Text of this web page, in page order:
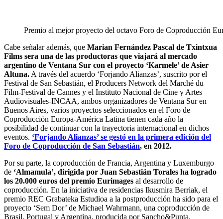
Premio al mejor proyecto del octavo Foro de Coproducción
Cabe señalar además, que Marian Fernández Pascal de Txintxua
Films sera una de las productoras que viajará al mercado
argentino de Ventana Sur con el proyecto ‘Karmele’ de Asier
Altuna. A través del acuerdo ‘Forjando Alianzas’, suscrito por el
Festival de San Sebastián, el Producers Network del Marché du
Film-Festival de Cannes y el Instituto Nacional de Cine y Artes
Audiovisuales-INCAA, ambos organizadores de Ventana Sur en
Buenos Aires, varios proyectos seleccionados en el Foro de
Coproducción Europa-América Latina tienen cada año la
posibilidad de continuar con la trayectoria internacional en dichos
eventos. ‘Forjando Alianzas’ se gestó en la primera edición del
Foro de Coproducción de San Sebastián, en 2012.
Por su parte, la coproducción de Francia, Argentina y Luxemburgo
de ‘Almamula’, dirigida por Juan Sebastián Torales ha logrado
los 20.000 euros del premio Eurimages al desarrollo de
coproducción. En la iniciativa de residencias Ikusmira Berriak, el
premio REC Grabateka Estudioa a la postproducción ha sido para el
proyecto ‘Sem Dor’ de Michael Wahrmann, una coproducción de
Brasil, Portugal y Argentina, producida por Sancho&Punta.